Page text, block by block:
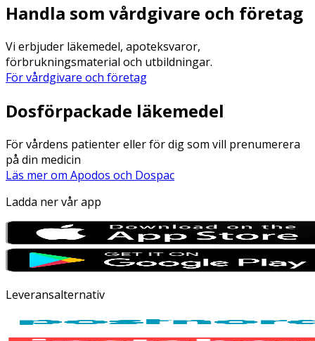
Handla som vårdgivare och företag
Vi erbjuder läkemedel, apoteksvaror,
förbrukningsmaterial och utbildningar.
För vårdgivare och företag
Dosförpackade läkemedel
För vårdens patienter eller för dig som vill prenumerera
på din medicin
Läs mer om Apodos och Dospac
Ladda ner vår app
Leveransalternativ